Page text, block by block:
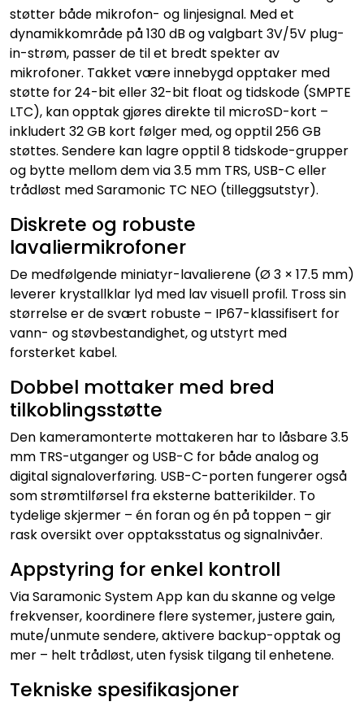
støtter både mikrofon- og linjesignal. Med et
dynamikkområde på 130 dB og valgbart 3V/5V plug-
in-strøm, passer de til et bredt spekter av
mikrofoner. Takket være innebygd opptaker med
støtte for 24-bit eller 32-bit float og tidskode (SMPTE
LTC), kan opptak gjøres direkte til microSD-kort –
inkludert 32 GB kort følger med, og opptil 256 GB
støttes. Sendere kan lagre opptil 8 tidskode-grupper
og bytte mellom dem via 3.5 mm TRS, USB-C eller
trådløst med Saramonic TC NEO (tilleggsutstyr).
Diskrete og robuste
lavaliermikrofoner
De medfølgende miniatyr-lavalierene (Ø 3 × 17.5 mm)
leverer krystallklar lyd med lav visuell profil. Tross sin
størrelse er de svært robuste – IP67-klassifisert for
vann- og støvbestandighet, og utstyrt med
forsterket kabel.
Dobbel mottaker med bred
tilkoblingsstøtte
Den kameramonterte mottakeren har to låsbare 3.5
mm TRS-utganger og USB-C for både analog og
digital signaloverføring. USB-C-porten fungerer også
som strømtilførsel fra eksterne batterikilder. To
tydelige skjermer – én foran og én på toppen – gir
rask oversikt over opptaksstatus og signalnivåer.
Appstyring for enkel kontroll
Via Saramonic System App kan du skanne og velge
frekvenser, koordinere flere systemer, justere gain,
mute/unmute sendere, aktivere backup-opptak og
mer – helt trådløst, uten fysisk tilgang til enhetene.
Tekniske spesifikasjoner